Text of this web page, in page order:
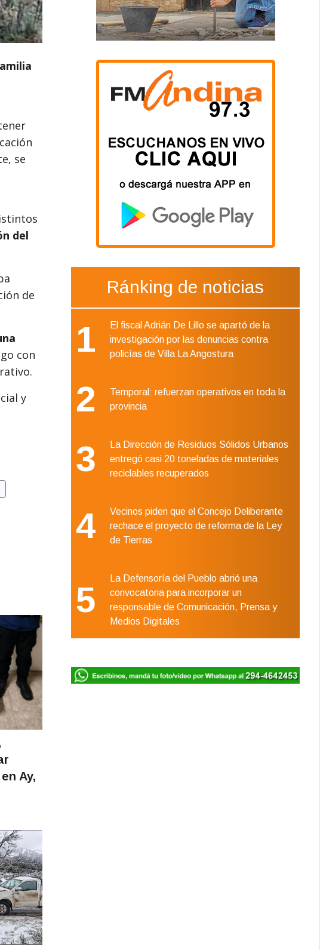
se
del
de
con
y
Ay,
Ránking de noticias
1
El fiscal Adrián De Lillo se apartó de la
investigación por las denuncias contra
policías de Villa La Angostura
2
Temporal: refuerzan operativos en toda la
provincia
3
La Dirección de Residuos Sólidos Urbanos
entregó casi 20 toneladas de materiales
reciclables recuperados
4
Vecinos piden que el Concejo Deliberante
rechace el proyecto de reforma de la Ley
de Tierras
5
La Defensoría del Pueblo abrió una
convocatoria para incorporar un
responsable de Comunicación, Prensa y
Medios Digitales